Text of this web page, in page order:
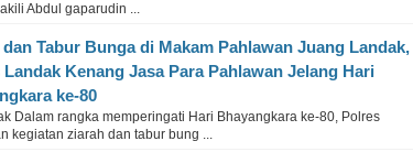
Abdul gaparudin ...
Tabur Bunga di Makam Pahlawan Juang Landak,
Landak Kenang Jasa Para Pahlawan Jelang Hari
ke-80
Dalam rangka memperingati Hari Bhayangkara ke-80, Polres
kegiatan ziarah dan tabur bung ...